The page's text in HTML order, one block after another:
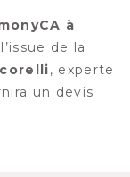
à
de la
, experte
un devis